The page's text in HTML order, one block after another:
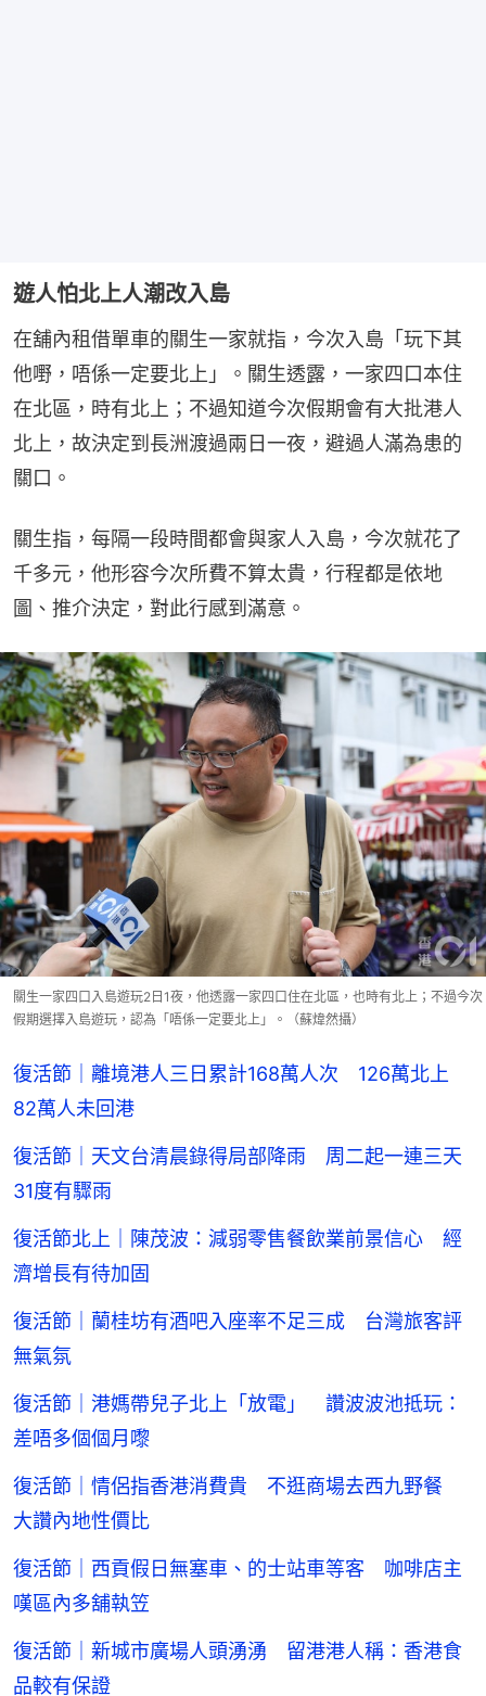
遊人怕北上人潮改入島
在舖內租借單車的關生一家就指，今次入島「玩下其
他嘢，唔係一定要北上」。關生透露，一家四口本住
在北區，時有北上；不過知道今次假期會有大批港人
北上，故決定到長洲渡過兩日一夜，避過人滿為患的
關口。
關生指，每隔一段時間都會與家人入島，今次就花了
千多元，他形容今次所費不算太貴，行程都是依地
圖、推介決定，對此行感到滿意。
關生一家四口入島遊玩2日1夜，他透露一家四口住在北區，也時有北上；不過今次
假期選擇入島遊玩，認為「唔係一定要北上」。（蘇煒然攝）
復活節｜離境港人三日累計168萬人次 126萬北上
82萬人未回港
復活節｜天文台清晨錄得局部降雨 周二起一連三天
31度有驟雨
復活節北上｜陳茂波：減弱零售餐飲業前景信心 經
濟增長有待加固
復活節｜蘭桂坊有酒吧入座率不足三成 台灣旅客評
無氣氛
復活節｜港媽帶兒子北上「放電」 讚波波池抵玩：
差唔多個個月嚟
復活節｜情侶指香港消費貴 不逛商場去西九野餐
大讚內地性價比
復活節｜西貢假日無塞車、的士站車等客 咖啡店主
嘆區內多舖執笠
復活節｜新城市廣場人頭湧湧 留港港人稱：香港食
品較有保證